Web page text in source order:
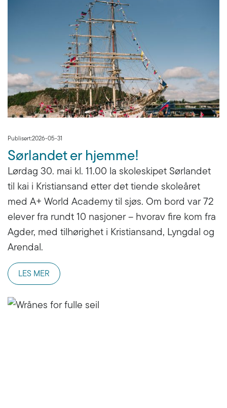
Publisert:2026-05-31
Sørlandet er hjemme!
Lørdag 30. mai kl. 11.00 la skoleskipet Sørlandet
til kai i Kristiansand etter det tiende skoleåret
med A+ World Academy til sjøs. Om bord var 72
elever fra rundt 10 nasjoner – hvorav fire kom fra
Agder, med tilhørighet i Kristiansand, Lyngdal og
Arendal.
LES MER